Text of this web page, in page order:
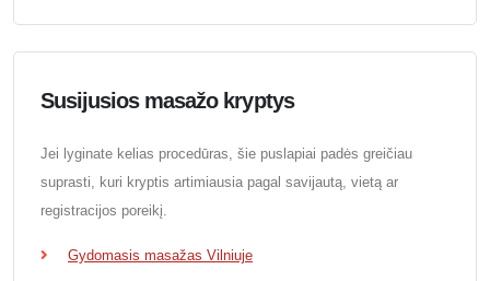
Susijusios masažo kryptys
Jei lyginate kelias procedūras, šie puslapiai padės greičiau
suprasti, kuri kryptis artimiausia pagal savijautą, vietą ar
registracijos poreikį.
Gydomasis masažas Vilniuje